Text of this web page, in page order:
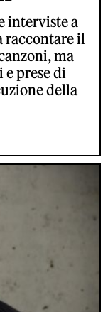
interviste a
raccontare il
ma
prese di
della